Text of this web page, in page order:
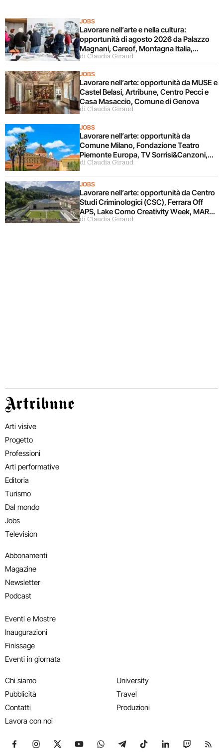
JOBS
Lavorare nell’arte e nella cultura:
opportunità di agosto 2026 da Palazzo
Magnani, Careof, Montagna Italia,
Fondazione CR Firenze
di Claudia Giraud
JOBS
Lavorare nell’arte: opportunità da MUSE e
Castel Belasi, Artribune, Centro Pecci e
Casa Masaccio, Comune di Genova
di Claudia Giraud
JOBS
Lavorare nell’arte: opportunità da
Comune Milano, Fondazione Teatro
Piemonte Europa, TV Sorrisi&Canzoni,
Fondazione Alghero
di Claudia Giraud
JOBS
Lavorare nell’arte: opportunità da Centro
Studi Criminologici (CSC), Ferrara Off
APS, Lake Como Creativity Week, MART,
Viscontea Casa d’Aste
di Claudia Giraud
Artribune
Arti visive
Progetto
Professioni
Arti performative
Editoria
Turismo
Dal mondo
Jobs
Television
Abbonamenti
Magazine
Newsletter
Podcast
Eventi e Mostre
Inaugurazioni
Finissage
Eventi in giornata
Chi siamo
Pubblicità
Contatti
Lavora con noi
University
Travel
Produzioni
Seguici su Facebook
Seguici su Instagram
Seguici su X
Seguici su YouTube
Seguici su WhatsApp
Seguici su Telegram
Seguici su TikTok
Seguici su
Seguici